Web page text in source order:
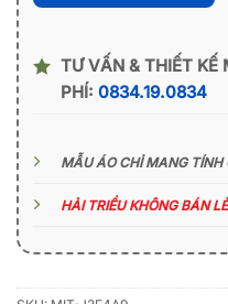
TƯ VẤN & THIẾT KẾ
PHÍ: 0834.19.0834
MẪU ÁO CHỈ MANG
HẢI TRIỀU KHÔNG BÁN